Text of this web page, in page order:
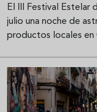
El III Festival Estelar
julio una noche de
productos locales en